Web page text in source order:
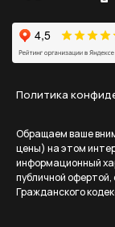
Политика
Обращаем ваше
цены) на этом
информационный
публичной
Гражданского